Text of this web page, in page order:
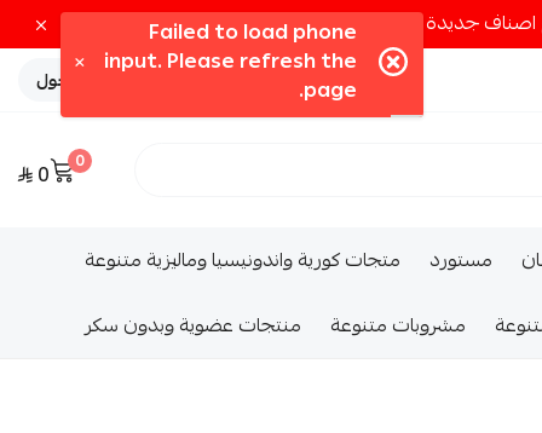
تسجيل الدخول
0
0
مستورد
متجات كورية واندونيسيا وماليزية متنوعة
مشروبات متنوعة منتجات عضوية وبدون سكر